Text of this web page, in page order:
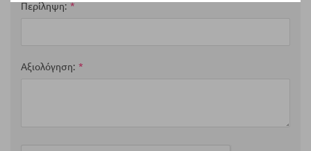
Περίληψη
Αξιολόγηση